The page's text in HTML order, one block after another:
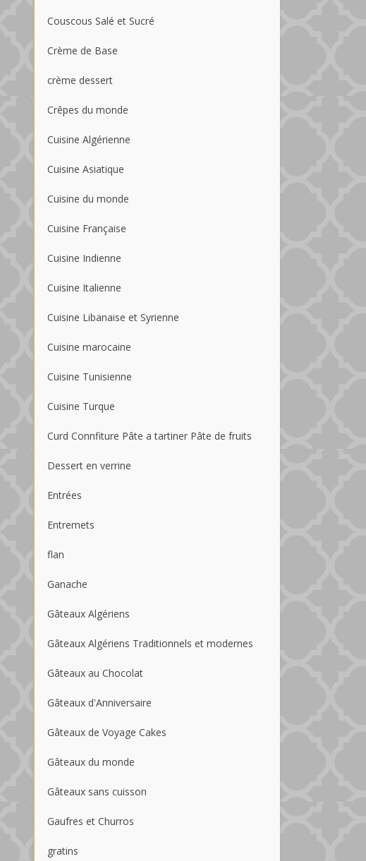
Couscous Salé et Sucré
Crème de Base
crème dessert
Crêpes du monde
Cuisine Algérienne
Cuisine Asiatique
Cuisine du monde
Cuisine Française
Cuisine Indienne
Cuisine Italienne
Cuisine Libanaise et Syrienne
Cuisine marocaine
Cuisine Tunisienne
Cuisine Turque
Curd Connfiture Pâte a tartiner Pâte de fruits
Dessert en verrine
Entrées
Entremets
flan
Ganache
Gâteaux Algériens
Gâteaux Algériens Traditionnels et modernes
Gâteaux au Chocolat
Gâteaux d'Anniversaire
Gâteaux de Voyage Cakes
Gâteaux du monde
Gâteaux sans cuisson
Gaufres et Churros
gratins